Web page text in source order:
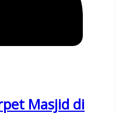
Masjid di